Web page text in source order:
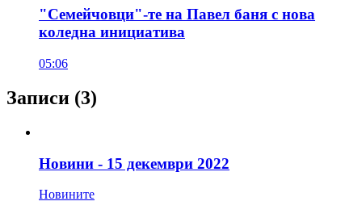
"Семейчовци"-те на Павел баня с нова
коледна инициатива
05:06
Записи (3)
Новини - 15 декември 2022
Новините